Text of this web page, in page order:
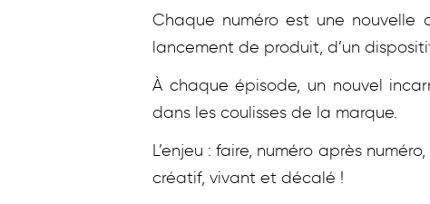
Chaque numéro est une nouvelle
lancement de produit, d’un
À chaque épisode, un nouvel
dans les coulisses de la marque.
L’enjeu : faire, numéro après
créatif, vivant et décalé !